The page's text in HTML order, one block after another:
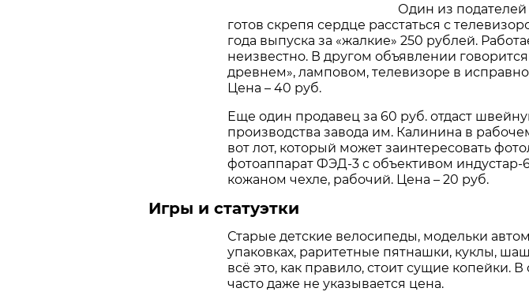
Один из
готов скрепя сердце расстаться с
года выпуска за «жалкие» 250 рублей.
неизвестно. В другом объявлении
древнем», ламповом, телевизоре в
Цена – 40 руб.
Еще один продавец за 60 руб. отдаст
производства завода им. Калинина в
вот лот, который может заинтересовать
фотоаппарат ФЭД-3 с объективом индустар-
кожаном чехле, рабочий. Цена – 20 руб.
Игры и статуэтки
Старые детские велосипеды, модельки
упаковках, раритетные пятнашки, куклы,
всё это, как правило, стоит сущие копейки.
часто даже не указывается цена.